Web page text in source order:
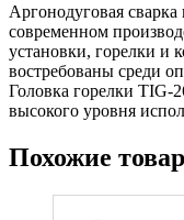
Аргонодуговая
современном
установки, горелки и
востребованы среди
Головка горелки TIG-
высокого уровня
Похожие